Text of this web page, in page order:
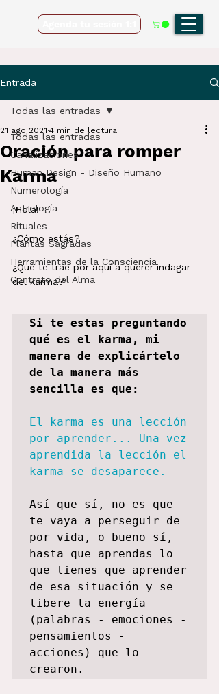
Entrada
Todas las entradas
Canalizaciones
Human Design - Diseño Humano
Numerología
Astrología
Rituales
Plantas Sagradas
Herramientas de la Consciencia
Contrato del Alma
Todas las entradas
Oración para romper
Karma
21 ago 2021 4 min de lectura
¡Hola!
¿Cómo estás?
¿Qué te trae por aquí a querer indagar
del karma?
Si te estas preguntando
qué es el karma, mi
manera de explicártelo
de la manera más
sencilla es que:
El karma es una lección
por aprender... Una vez
aprendida la lección el
Así que sí, no es que
te vaya a perseguir de
por vida, o bueno sí,
hasta que aprendas lo
que tienes que aprender
de esa situación y se
libere la energía
(palabras - emociones -
pensamientos -
acciones) que lo
crearon.